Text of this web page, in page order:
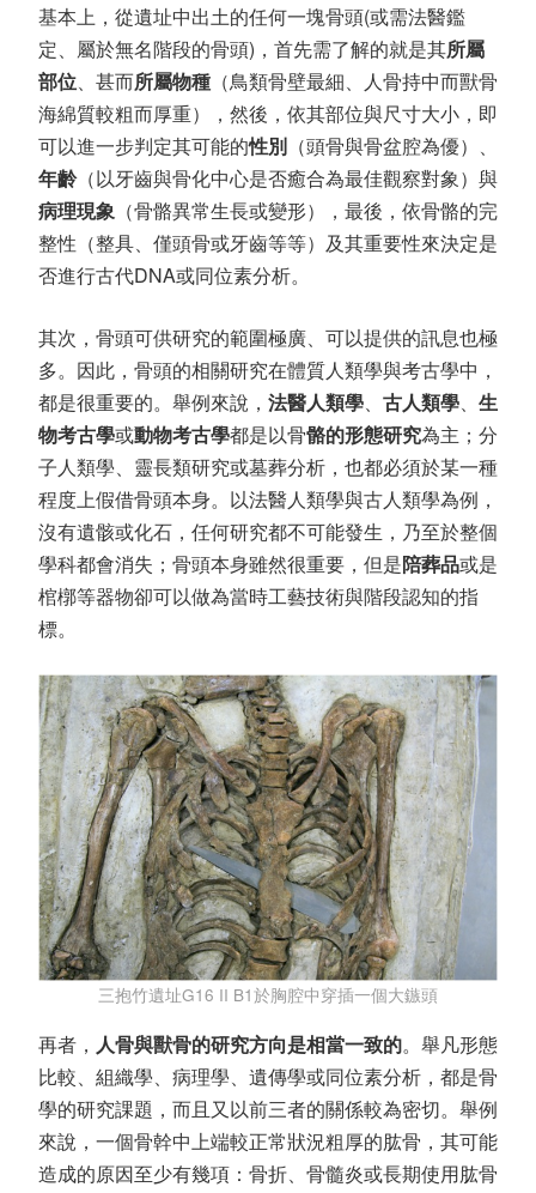
基本上，從遺址中出土的任何一塊骨頭(或需法醫鑑
定、屬於無名階段的骨頭)，首先需了解的就是其所屬
部位、甚而所屬物種 （鳥類骨壁最細、人骨持中而獸骨
海綿質較粗而厚重），然後，依其部位與尺寸大小，即
可以進一步判定其可能的性別 （頭骨與骨盆腔為優）、
年齡（以牙齒與骨化中心是否癒合為最佳觀察對象）與
病理現象 （骨骼異常生長或變形），最後，依骨骼的完
整性（整具、僅頭骨或牙齒等等）及其重要性來決定是
否進行古代DNA或同位素分析。
其次，骨頭可供研究的範圍極廣、可以提供的訊息也極
多。因此，骨頭的相關研究在體質人類學與考古學中，
都是很重要的。舉例來說， 法醫人類學、 古人類學、 生
物考古學或動物考古學都是以骨骼的形態研究為主；分
子人類學、靈長類研究或墓葬分析，也都必須於某一種
程度上假借骨頭本身。以法醫人類學與古人類學為例，
沒有遺骸或化石，任何研究都不可能發生，乃至於整個
學科都會消失；骨頭本身雖然很重要，但是陪葬品或是
棺槨等器物卻可以做為當時工藝技術與階段認知的指
標。
三抱竹遺址G16 II B1於胸腔中穿插一個大鏃頭
再者， 人骨與獸骨的研究方向是相當一致的。舉凡形態
比較、組織學、病理學、遺傳學或同位素分析，都是骨
學的研究課題，而且又以前三者的關係較為密切。舉例
來說，一個骨幹中上端較正常狀況粗厚的肱骨，其可能
造成的原因至少有幾項：骨折、骨髓炎或長期使用肱骨